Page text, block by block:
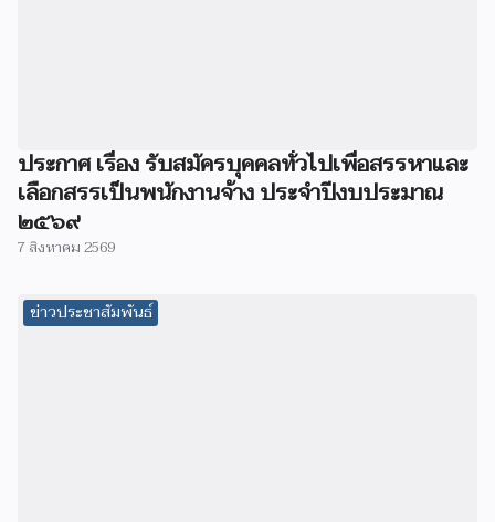
ประกาศ เรื่อง รับสมัครบุคคลทั่วไปเพื่อสรรหาและ
เลือกสรรเป็นพนักงานจ้าง ประจำปีงบประมาณ
๒๕๖๙
7 สิงหาคม 2569
ข่าวประชาสัมพันธ์